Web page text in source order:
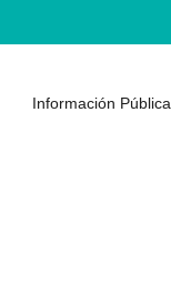
Información Pública